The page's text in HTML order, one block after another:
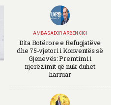
AMBASADOR ARBEN CICI
Dita Botërore e Refugjatëve
dhe 75-vjetori i Konventës së
Gjenevës: Premtimi i
njerëzimit që nuk duhet
harruar